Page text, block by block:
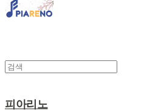
피아리노